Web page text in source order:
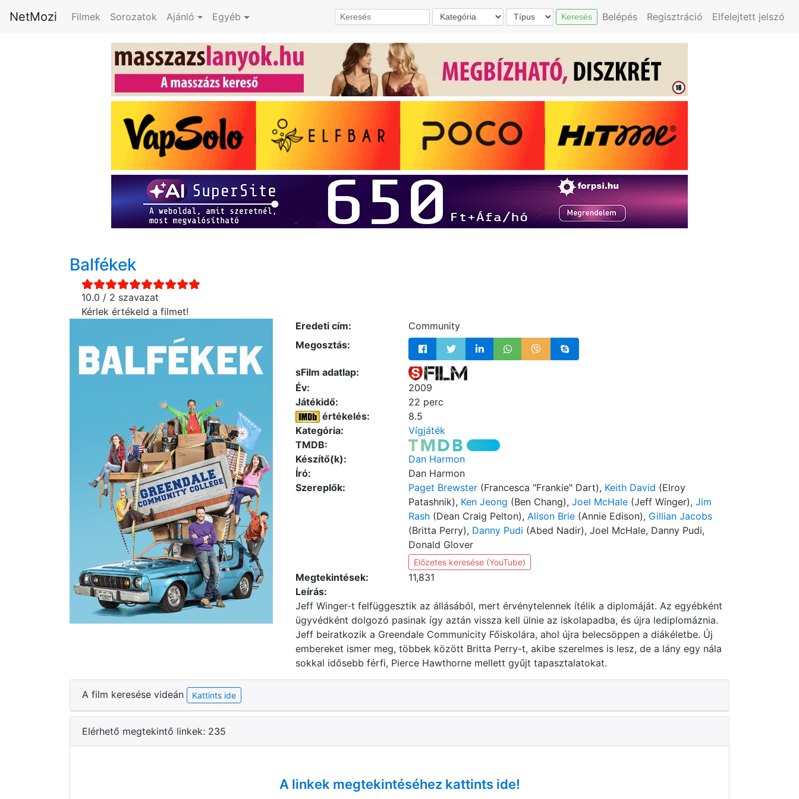
NetMozi Filmek Sorozatok Ajánló Egyéb Keresés Belépés Regisztráció Elfelejtett jelszó
Balfékek
10.0 / 2 szavazat
Kérlek értékeld a filmet!
Eredeti cím:
Community
Megosztás:
sFilm adatlap:
Év:
2009
Játékidő:
22 perc
értékelés:
8.5
Kategória:
Vígjáték
TMDB:
Készítő(k):
Dan Harmon
Író:
Dan Harmon
Szereplők:
Paget Brewster (Francesca "Frankie" Dart), Keith David (Elroy
Patashnik), Ken Jeong (Ben Chang), Joel McHale (Jeff Winger), Jim
Rash (Dean Craig Pelton), Alison Brie (Annie Edison), Gillian Jacobs
(Britta Perry), Danny Pudi (Abed Nadir), Joel McHale, Danny Pudi,
Donald Glover
Előzetes keresése (YouTube)
Megtekintések:
11,831
Leírás:
Jeff Winger-t felfüggesztik az állásából, mert érvénytelennek ítélik a diplomáját. Az egyébként
ügyvédként dolgozó pasinak így aztán vissza kell ülnie az iskolapadba, és újra lediplomáznia.
Jeff beiratkozik a Greendale Communicity Főiskolára, ahol újra belecsöppen a diákéletbe. Új
embereket ismer meg, többek között Britta Perry-t, akibe szerelmes is lesz, de a lány egy nála
sokkal idősebb férfi, Pierce Hawthorne mellett gyűjt tapasztalatokat.
A film keresése videán Kattints ide
Elérhető megtekintő linkek: 235
A linkek megtekintéséhez kattints ide!